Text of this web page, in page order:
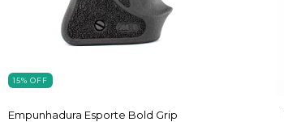
15% OFF
Empunhadura Esporte Bold Grip